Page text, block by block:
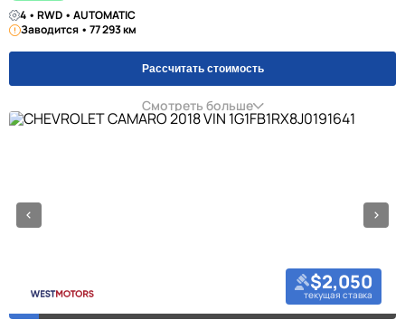
4 • RWD • AUTOMATIC
Заводится • 77 293 км
Рассчитать стоимость
Смотреть больше
$2,050
текущая ставка